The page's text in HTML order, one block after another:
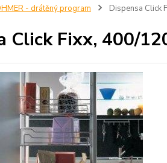
- drátěný program Dispensa Click
Click Fixx, 400/